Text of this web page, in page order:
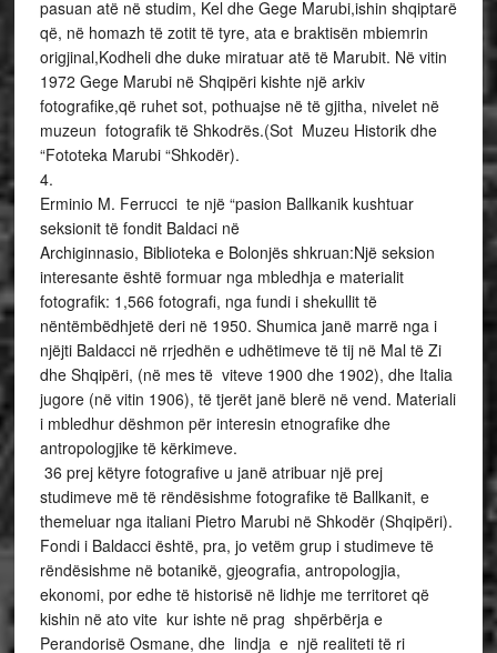
pasuan atë në studim, Kel dhe Gege Marubi,ishin shqiptarë
që, në homazh të zotit të tyre, ata e braktisën mbiemrin
origjinal,Kodheli dhe duke miratuar atë të Marubit. Në vitin
1972 Gege Marubi në Shqipëri kishte një arkiv
fotografike,që ruhet sot, pothuajse në të gjitha, nivelet në
muzeun fotografik të Shkodrës.(Sot Muzeu Historik dhe
“Fototeka Marubi “Shkodër).
4.
Erminio M. Ferrucci te një “pasion Ballkanik kushtuar
seksionit të fondit Baldaci në
Archiginnasio, Biblioteka e Bolonjës shkruan:Një seksion
interesante është formuar nga mbledhja e materialit
fotografik: 1,566 fotografi, nga fundi i shekullit të
nëntëmbëdhjetë deri në 1950. Shumica janë marrë nga i
njëjti Baldacci në rrjedhën e udhëtimeve të tij në Mal të Zi
dhe Shqipëri, (në mes të viteve 1900 dhe 1902), dhe Italia
jugore (në vitin 1906), të tjerët janë blerë në vend. Materiali
i mbledhur dëshmon për interesin etnografike dhe
antropologjike të kërkimeve.
36 prej këtyre fotografive u janë atribuar një prej
studimeve më të rëndësishme fotografike të Ballkanit, e
themeluar nga italiani Pietro Marubi në Shkodër (Shqipëri).
Fondi i Baldacci është, pra, jo vetëm grup i studimeve të
rëndësishme në botanikë, gjeografia, antropologjia,
ekonomi, por edhe të historisë në lidhje me territoret që
kishin në ato vite kur ishte në prag shpërbërja e
Perandorisë Osmane, dhe lindja e një realiteti të ri